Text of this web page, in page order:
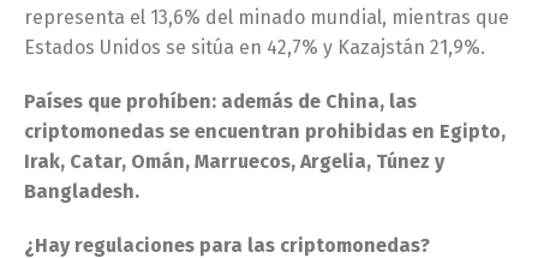
representa el 13,6% del minado mundial, mientras que
Estados Unidos se sitúa en 42,7% y Kazajstán 21,9%.
Países que prohíben: además de China, las
criptomonedas se encuentran prohibidas en Egipto,
Irak, Catar, Omán, Marruecos, Argelia, Túnez y
Bangladesh.
¿Hay regulaciones para las criptomonedas?